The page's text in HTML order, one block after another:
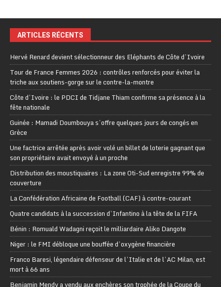
ARTICLES RÉCENTS
Hervé Renard devient sélectionneur des Eléphants de Côte d’Ivoire
Tour de France Femmes 2026 : contrôles renforcés pour éviter la
triche aux soutiens-gorge sur le contre-la-montre
Côte d’Ivoire : le PDCI de Tidjane Thiam confirme sa présence à la
fête nationale
Guinée : Mamadi Doumbouya s’offre quelques jours de congés en
Grèce
Une factrice arrêtée après avoir volé un billet de loterie gagnant que
son propriétaire avait envoyé à un proche
Distribution des moustiquaires : La zone Oti-Sud enregistre 99% de
couverture
La Confédération Africaine de Football (CAF) à contre-courant
Quatre candidats à la succession d’Infantino à la tête de la FIFA
Bénin : Romuald Wadagni reçoit le milliardaire Aliko Dangote
Niger : le FMI débloque une bouffée d’oxygène financière
Franco Baresi, légendaire défenseur de l’Italie et de l’AC Milan, est
mort à 66 ans
Benjamin Mendy a vendu aux enchères son trophée de la Coupe du